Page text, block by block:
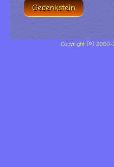
Gedenkstein
Copyright (©)